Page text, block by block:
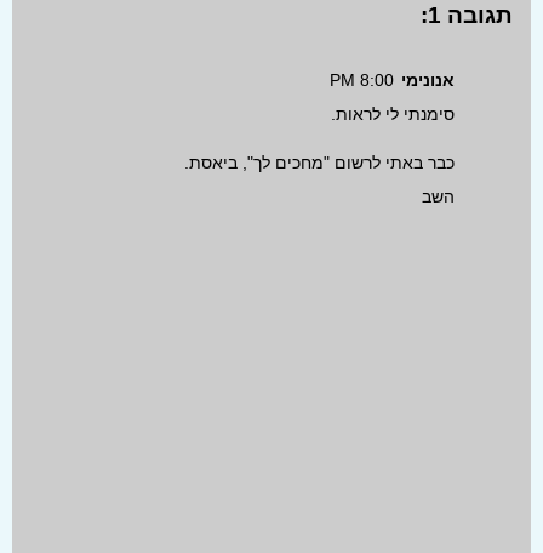
תגובה 1:
אנונימי 8:00 PM
סימנתי לי לראות.
כבר באתי לרשום "מחכים לך", ביאסת.
השב